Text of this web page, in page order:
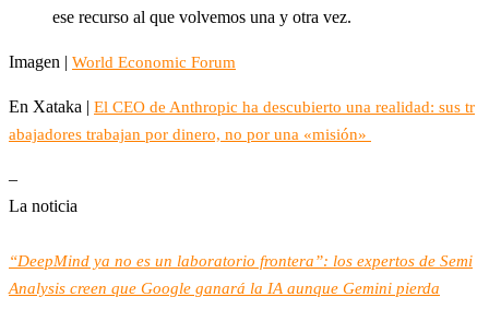
ese recurso al que volvemos una y otra vez.
Imagen | World Economic Forum
En Xataka | El CEO de Anthropic ha descubierto una realidad: sus tr
abajadores trabajan por dinero, no por una «misión»
–
La noticia
“DeepMind ya no es un laboratorio frontera”: los expertos de Semi
Analysis creen que Google ganará la IA aunque Gemini pierda